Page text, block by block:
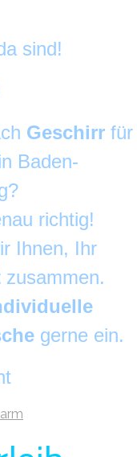
sind!
Geschirr für
Baden-
richtig!
Ihnen, Ihr
zusammen.
gerne ein.